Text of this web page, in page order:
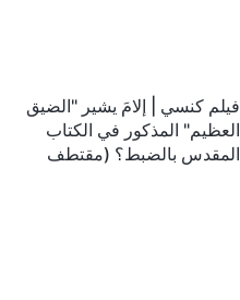
فيلم كنسي | إلامَ يشير "الضيق
العظيم" المذكور في الكتاب
المقدس بالضبط؟ (مقتطف